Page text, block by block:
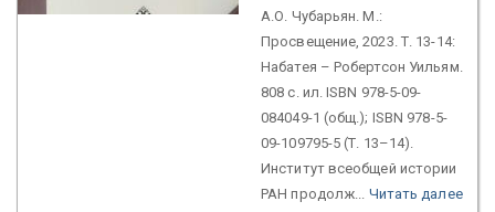
А.О. Чубарьян. М.:
Просвещение, 2023. Т. 13-14:
Набатея – Робертсон Уильям.
808 с. ил. ISBN 978-5-09-
084049-1 (общ.); ISBN 978-5-
09-109795-5 (Т. 13–14).
Институт всеобщей истории
РАН продолж... Читать далее